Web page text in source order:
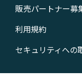
販売パートナー募
利用規約
セキュリティへの